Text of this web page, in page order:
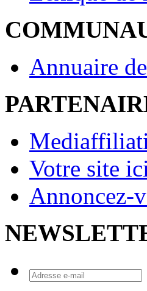
Annuaire
Votre site
Annoncez-